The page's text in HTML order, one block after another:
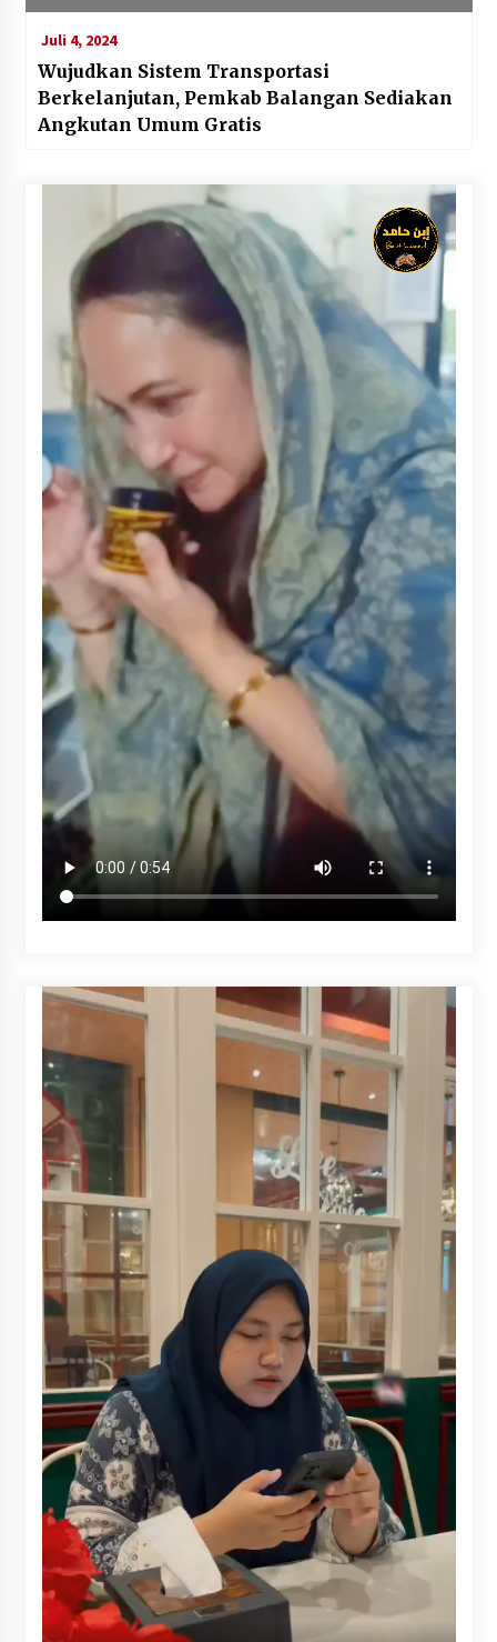
Juli 4, 2024
Wujudkan Sistem Transportasi
Berkelanjutan, Pemkab Balangan Sediakan
Angkutan Umum Gratis